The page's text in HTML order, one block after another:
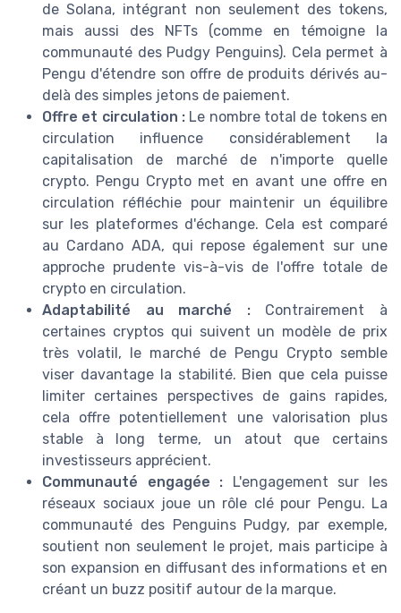
de Solana, intégrant non seulement des tokens,
mais aussi des NFTs (comme en témoigne la
communauté des Pudgy Penguins). Cela permet à
Pengu d'étendre son offre de produits dérivés au-
delà des simples jetons de paiement.
Offre et circulation : Le nombre total de tokens en
circulation influence considérablement la
capitalisation de marché de n'importe quelle
crypto. Pengu Crypto met en avant une offre en
circulation réfléchie pour maintenir un équilibre
sur les plateformes d'échange. Cela est comparé
au Cardano ADA, qui repose également sur une
approche prudente vis-à-vis de l'offre totale de
crypto en circulation.
Adaptabilité au marché :Contrairement à
certaines cryptos qui suivent un modèle de prix
très volatil, le marché de Pengu Crypto semble
viser davantage la stabilité. Bien que cela puisse
limiter certaines perspectives de gains rapides,
cela offre potentiellement une valorisation plus
stable à long terme, un atout que certains
investisseurs apprécient.
Communauté engagée : L'engagement sur les
réseaux sociaux joue un rôle clé pour Pengu. La
communauté des Penguins Pudgy, par exemple,
soutient non seulement le projet, mais participe à
son expansion en diffusant des informations et en
créant un buzz positif autour de la marque.